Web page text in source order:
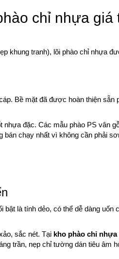
chỉ nhựa giá
khung tranh), lõi phào chỉ nhựa
Bề mặt đã được hoàn thiện sẵn
đặc. Các mẫu phào PS vân
bán chạy nhất vì không cần phải
là tính dẻo, có thể dễ dàng uốn
sắc nét. Tại kho phào chỉ nhựa
trần, nẹp chỉ tường dán tiêu âm